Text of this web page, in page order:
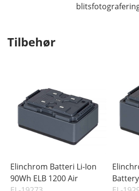
Tilbehør
Elinchrom Batteri Li-Ion
90Wh ELB 1200 Air